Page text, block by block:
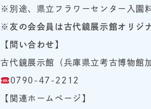
※別途、県立フラワーセンター入園
※ 友の会会員は古代鏡展示館オリジ
【問い合わせ】
古代鏡展示館（兵庫県立考古博物館
0790-47-2212
【関連ホームページ】